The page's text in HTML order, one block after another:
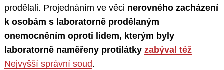
prodělali. Projednáním ve věci nerovného zacházení
k osobám s laboratorně prodělaným
onemocněním oproti lidem, kterým byly
laboratorně naměřeny protilátky zabýval též
Nejvyšší správní soud.